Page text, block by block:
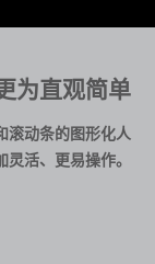
为直观简单
滚动条的图形化人
活、更易操作。